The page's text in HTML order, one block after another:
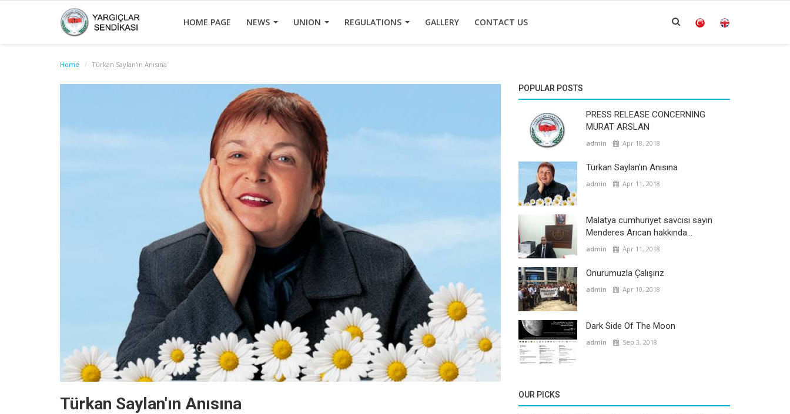
HOME PAGE NEWS UNION REGULATIONS GALLERY CONTACT US
Home Türkan Saylan'ın Anısına
Türkan Saylan'ın Anısına
POPULAR POSTS
PRESS RELEASE CONCERNING
MURAT ARSLAN
admin Apr 18, 2018
Türkan Saylan'ın Anısına
admin Apr 11, 2018
Malatya cumhuriyet savcısı sayın
Menderes Arıcan hakkında...
admin Apr 11, 2018
Onurumuzla Çalışırız
admin Apr 10, 2018
Dark Side Of The Moon
admin Sep 3, 2018
OUR PICKS